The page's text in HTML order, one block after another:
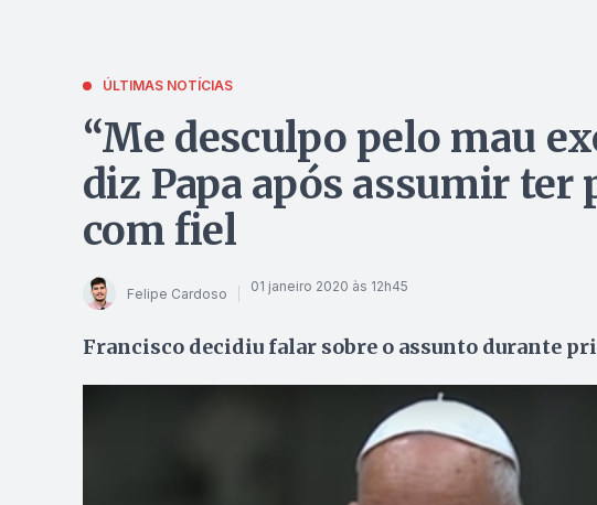
ÚLTIMAS NOTÍCIAS
“Me desculpo pelo mau
diz Papa após assumir ter
com fiel
Felipe Cardoso 01 janeiro 2020 às 12h45
Francisco decidiu falar sobre o assunto durante